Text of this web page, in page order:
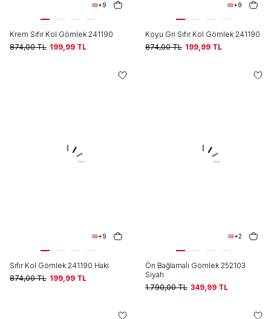
+9
Krem Sıfır Kol Gömlek 241190
874,00TL 199,99 TL
+9
Koyu Gri Sıfır Kol Gömlek 241190
874,00TL 199,99 TL
+9
Sıfır Kol Gömlek 241190 Haki
874,00TL 199,99 TL
+2
Ön Bağlamalı Gömlek 252103
Siyah
1.790,00TL 349,99 TL